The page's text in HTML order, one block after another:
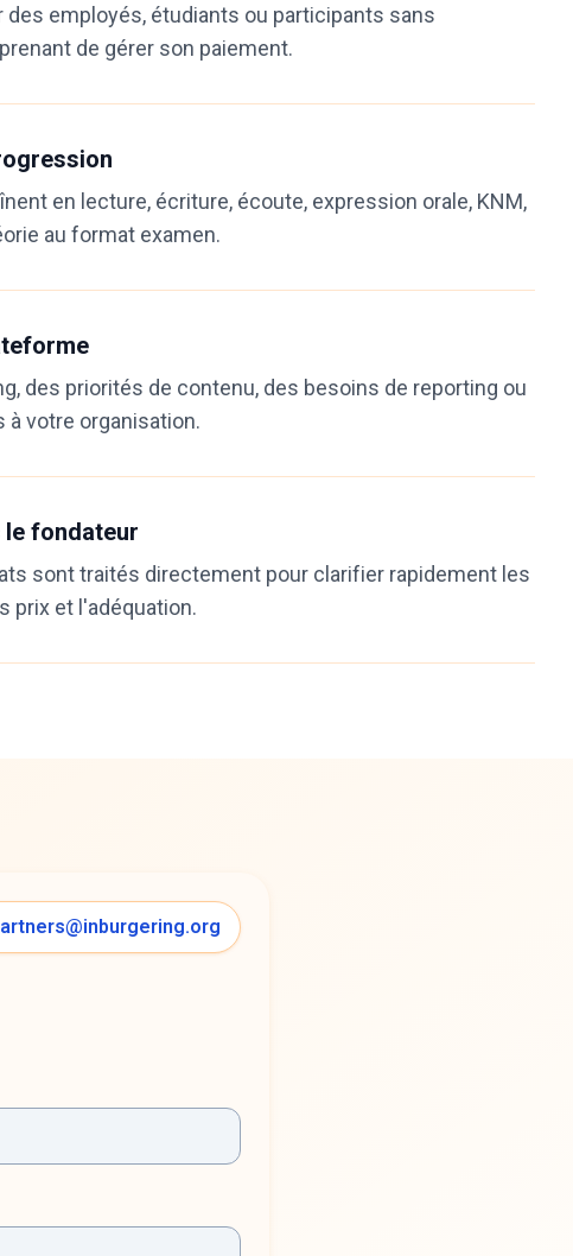
employés, étudiants ou participants sans
de gérer son paiement.
en lecture, écriture, écoute, expression orale, KNM,
au format examen.
des priorités de contenu, des besoins de reporting ou
votre organisation.
fondateur
sont traités directement pour clarifier rapidement les
prix et l'adéquation.